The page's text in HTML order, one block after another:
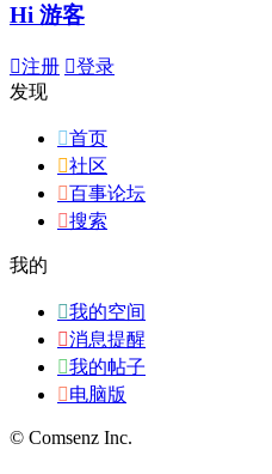
Hi 游客
注册 登录
发现
首页
社区
百事论坛
搜索
我的
我的空间
消息提醒
我的帖子
电脑版
© Comsenz Inc.